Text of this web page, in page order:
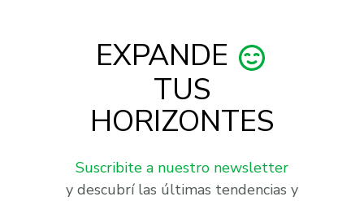
EXPANDE
TUS
HORIZONTES
Suscribite a nuestro newsletter
y descubrí las últimas tendencias y